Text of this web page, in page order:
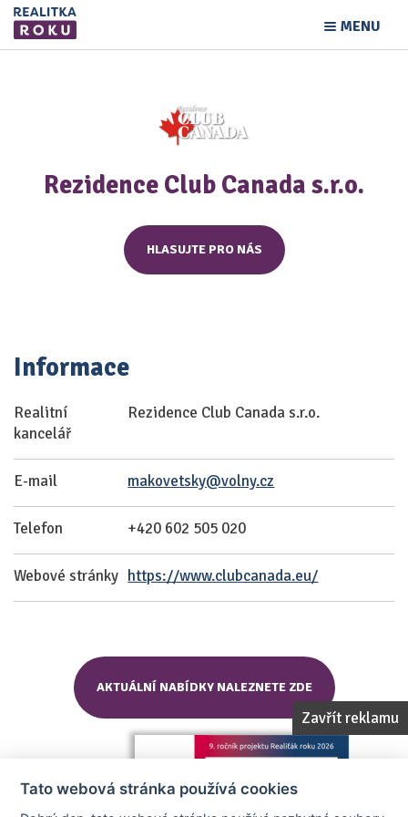
Zavřít reklamu
MENU
Rezidence Club Canada s.r.o.
HLASUJTE PRO NÁS
Informace
Realitní
kancelář
Rezidence Club Canada s.r.o.
E-mail makovetsky@volny.cz
Telefon +420 602 505 020
Webové stránky https://www.clubcanada.eu/
AKTUÁLNÍ NABÍDKY NALEZNETE ZDE
Tato webová stránka používá cookies